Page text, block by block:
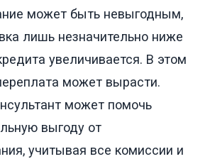
может быть невыгодным,
лишь незначительно ниже
увеличивается. В этом
может вырасти.
может помочь
выгоду от
учитывая все комиссии и